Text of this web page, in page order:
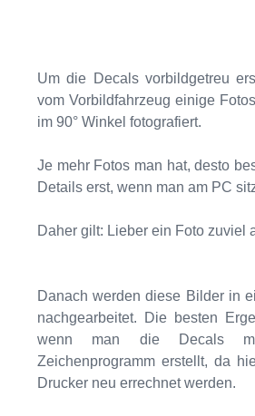
Um die Decals vorbildgetreu
vom Vorbildfahrzeug einige
im 90° Winkel fotografiert.
Je mehr Fotos man hat, desto
Details erst, wenn man am PC
Daher gilt: Lieber ein Foto zuviel
Danach werden diese Bilder in
nachgearbeitet. Die besten
wenn man die Decals mit
Zeichenprogramm erstellt, da
Drucker neu errechnet werden.